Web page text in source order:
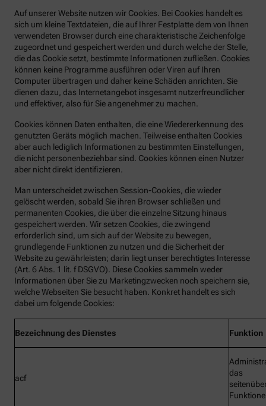
Auf unserer Website nutzen wir Cookies. Bei Cookies handelt es
sich um kleine Textdateien, die auf Ihrer Festplatte dem von Ihnen
verwendeten Browser durch eine charakteristische Zeichenfolge
zugeordnet und gespeichert werden und durch welche der Stelle,
die das Cookie setzt, bestimmte Informationen zufließen. Cookies
können keine Programme ausführen oder Viren auf Ihren
Computer übertragen und daher keine Schäden anrichten. Sie
dienen dazu, das Internetangebot insgesamt nutzerfreundlicher
und effektiver, also für Sie angenehmer zu machen.
Cookies können Daten enthalten, die eine Wiedererkennung des
genutzten Geräts möglich machen. Teilweise enthalten Cookies
aber auch lediglich Informationen zu bestimmten Einstellungen,
die nicht personenbeziehbar sind. Cookies können einen Nutzer
aber nicht direkt identifizieren.
Man unterscheidet zwischen Session-Cookies, die wieder
gelöscht werden, sobald Sie ihren Browser schließen und
permanenten Cookies, die über die einzelne Sitzung hinaus
gespeichert werden. Wir setzen Cookies, die zwingend
erforderlich sind, um sich auf der Website zu bewegen,
grundlegende Funktionen zu nutzen und die Sicherheit der
Website zu gewährleisten; darin liegt unser berechtigtes Interesse
(Art. 6 Abs. 1 lit. f DSGVO). Diese Cookies sammeln weder
Informationen über Sie zu Marketingzwecken noch speichern sie,
welche Webseiten Sie besucht haben. Konkret handelt es sich
dabei um folgende Cookies:
Bezeichnungdes Dienstes Funktion
acf
das